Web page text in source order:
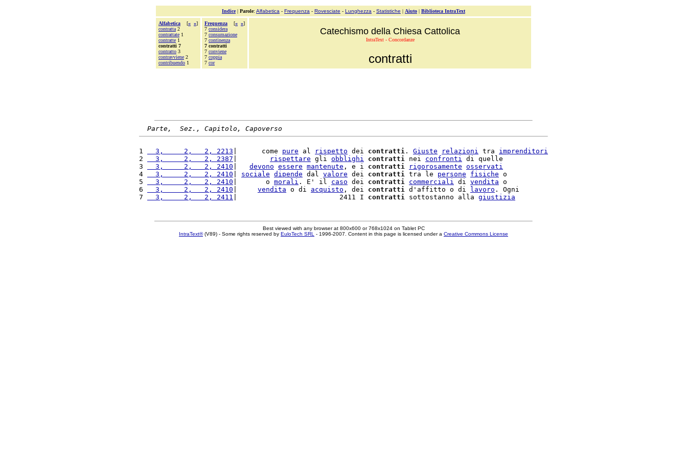
Indice| Parole: Alfabetica - Frequenza - Rovesciate - Lunghezza - Statistiche | Aiuto | Biblioteca IntraText
Alfabetica [« »]
contratta 2
contrattate 1
contratte 1
contratti 7
contratto 3
contravviene 2
contribuendo 1
Frequenza [« »]
7 considera
7 consumazione
7 continenza
7 contratti
7 conviene
7 coppia
7 cor
Catechismo della Chiesa Cattolica
IntraText - Concordanze
contratti
Parte,  Sez., Capitolo, Capoverso
1
  3,     2,   2, 2213
|      come pure al rispetto dei contratti . Giuste relazioni tra imprenditori
2
  3,     2,   2, 2387
rispettare gli obblighi contratti nei confronti di quelle
3
  3,     2,   2, 2410
devono essere mantenute , e i contratti rigorosamente osservati
4
  3,     2,   2, 2410
sociale dipende dal valore dei contratti tra le persone fisiche o
5
  3,     2,   2, 2410
|       o morali . E' il caso dei contratti commerciali di vendita o
6
  3,     2,   2, 2410
vendita o di acquisto , dei contratti d'affitto o di lavoro . Ogni
7
  3,     2,   2, 2411
|                         2411 I contratti sottostanno alla giustizia
Best viewed with any browser at 800x600 or 768x1024 on Tablet PC
IntraText®(V89) - Some rights reserved by EuloTech SRL - 1996-2007. Content in this page is licensed under a Creative Commons License